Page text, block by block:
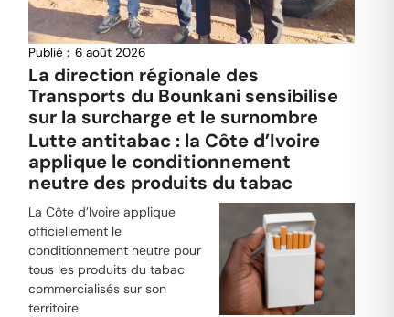
Publié : 6 août 2026
La direction régionale des
Transports du Bounkani sensibilise
sur la surcharge et le surnombre
Lutte antitabac : la Côte d’Ivoire
applique le conditionnement
neutre des produits du tabac
La Côte d’Ivoire applique
officiellement le
conditionnement neutre pour
tous les produits du tabac
commercialisés sur son
territoire